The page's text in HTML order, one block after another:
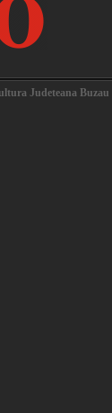
Judeteana Buzau